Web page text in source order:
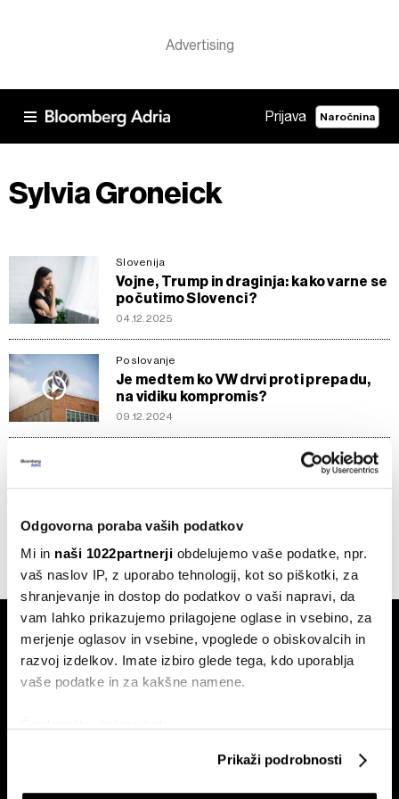
Odgovorna poraba vaših podatkov
Mi in naši 1022partnerji obdelujemo vaše podatke, npr.
vaš naslov IP, z uporabo tehnologij, kot so piškotki, za
shranjevanje in dostop do podatkov o vaši napravi, da
vam lahko prikazujemo prilagojene oglase in vsebino, za
merjenje oglasov in vsebine, vpoglede o obiskovalcih in
razvoj izdelkov. Imate izbiro glede tega, kdo uporablja
vaše podatke in za kakšne namene.
Identificirati napravo z aktivnim preverjanjem
Prikaži podrobnosti
Prijava Naročnina
Sylvia Groneick
Slovenija
Vojne, Trump in draginja: kako varne se
počutimo Slovenci?
04.12.2025
Poslovanje
Je medtem ko VW drvi proti prepadu,
na vidiku kompromis?
09.12.2024
Sylvia Groneick: 'Veliko si obetamo od
sodelovanja na področju umetne
05.12.2024
Naročite se na e-